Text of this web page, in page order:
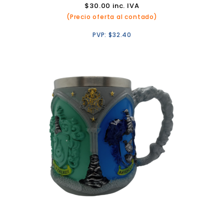
$30.00 inc. IVA
(Precio oferta al contado)
PVP:$32.40